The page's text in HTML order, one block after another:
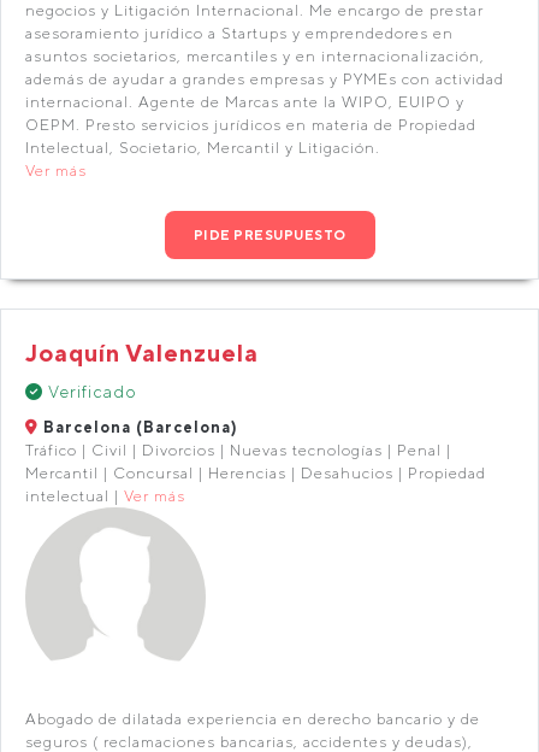
negocios y Litigación Internacional. Me encargo de prestar
asesoramiento jurídico a Startups y emprendedores en
asuntos societarios, mercantiles y en internacionalización,
además de ayudar a grandes empresas y PYMEs con actividad
internacional. Agente de Marcas ante la WIPO, EUIPO y
OEPM. Presto servicios jurídicos en materia de Propiedad
Intelectual, Societario, Mercantil y Litigación.
Ver más
PIDE PRESUPUESTO
Joaquín Valenzuela
Verificado
Barcelona (Barcelona)
Tráfico | Civil | Divorcios | Nuevas tecnologías | Penal |
Mercantil | Concursal | Herencias | Desahucios | Propiedad
intelectual | Ver más
Abogado de dilatada experiencia en derecho bancario y de
seguros ( reclamaciones bancarias, accidentes y deudas),